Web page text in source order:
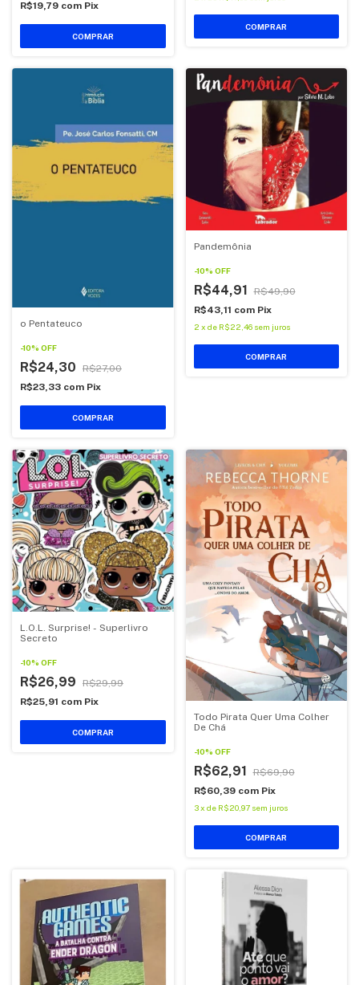
R$19,79 com Pix
COMPRAR
COMPRAR
o Pentateuco
-10% OFF
R$24,30
R$27,00
R$23,33 com Pix
COMPRAR
Pandemônia
-10% OFF
R$44,91
R$49,90
R$43,11 com Pix
2 x de R$22,46 sem juros
COMPRAR
L.O.L. Surprise! - Superlivro
Secreto
-10% OFF
R$26,99
R$29,99
R$25,91 com Pix
COMPRAR
Todo Pirata Quer Uma Colher
De Chá
-10% OFF
R$62,91
R$69,90
R$60,39 com Pix
3 x de R$20,97 sem juros
COMPRAR